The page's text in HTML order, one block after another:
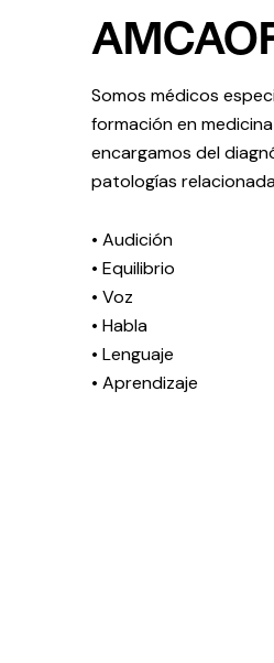
Somos médicos
formación en
encargamos del
patologías
• Audición
• Equilibrio
• Voz
• Habla
• Lenguaje
• Aprendizaje